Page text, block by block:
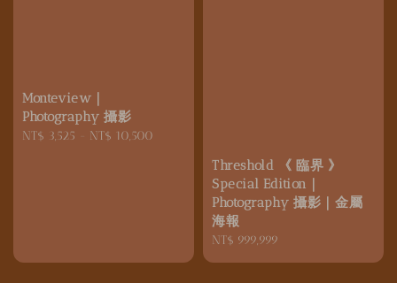
Monteview｜
Photography 攝影
Regular
NT$ 3,525 NT$ 10,500
Threshold 《 臨界 》
Special Edition｜
Photography 攝影｜金屬
海報
Regular
NT$ 999,999